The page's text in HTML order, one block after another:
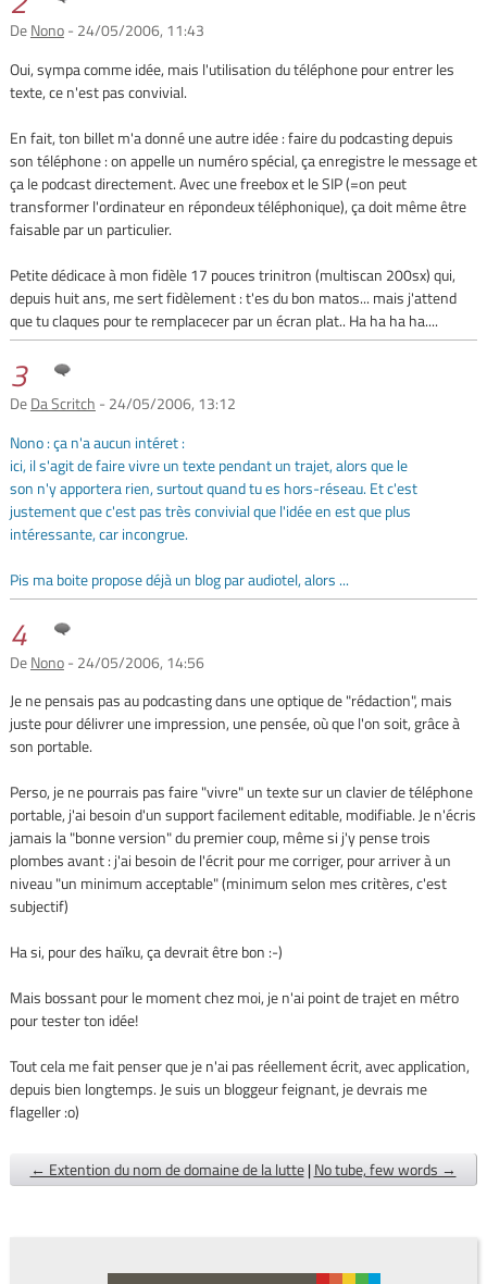
DeNono- 24/05/2006, 11:43
Oui, sympa comme idée, mais l'utilisation du téléphone pour entrer les
texte, ce n'est pas convivial.
En fait, ton billet m'a donné une autre idée : faire du podcasting depuis
son téléphone : on appelle un numéro spécial, ça enregistre le message et
ça le podcast directement. Avec une freebox et le SIP (=on peut
transformer l'ordinateur en répondeux téléphonique), ça doit même être
faisable par un particulier.
Petite dédicace à mon fidèle 17 pouces trinitron (multiscan 200sx) qui,
depuis huit ans, me sert fidèlement : t'es du bon matos... mais j'attend
que tu claques pour te remplacecer par un écran plat.. Ha ha ha ha....
3
DeDa Scritch - 24/05/2006, 13:12
Nono : ça n'a aucun intéret :
ici, il s'agit de faire vivre un texte pendant un trajet, alors que le
son n'y apportera rien, surtout quand tu es hors-réseau. Et c'est
justement que c'est pas très convivial que l'idée en est que plus
intéressante, car incongrue.
Pis ma boite propose déjà un blog par audiotel, alors ...
4
DeNono- 24/05/2006, 14:56
Je ne pensais pas au podcasting dans une optique de "rédaction", mais
juste pour délivrer une impression, une pensée, où que l'on soit, grâce à
son portable.
Perso, je ne pourrais pas faire "vivre" un texte sur un clavier de téléphone
portable, j'ai besoin d'un support facilement editable, modifiable. Je n'écris
jamais la "bonne version" du premier coup, même si j'y pense trois
plombes avant : j'ai besoin de l'écrit pour me corriger, pour arriver à un
niveau "un minimum acceptable" (minimum selon mes critères, c'est
subjectif)
Ha si, pour des haïku, ça devrait être bon :-)
Mais bossant pour le moment chez moi, je n'ai point de trajet en métro
pour tester ton idée!
Tout cela me fait penser que je n'ai pas réellement écrit, avec application,
depuis bien longtemps. Je suis un bloggeur feignant, je devrais me
flageller :o)
← Extention du nom de domaine de la lutte | No tube, few words →